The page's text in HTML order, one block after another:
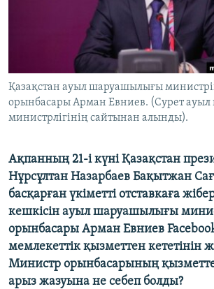
Басқа тілдерде
Қазақстан ауыл шаруашылығы
орынбасары Арман Евниев. (Сурет
министрлігінің сайтынан алынды).
Ақпанның 21-і күні Қазақстан
Нұрсұлтан Назарбаев Бақытжан
басқарған үкіметті отставкаға
кешкісін ауыл шаруашылығы
орынбасары Арман Евниев
мемлекеттік қызметтен кететінін
Министр орынбасарының
арыз жазуына не себеп болды?